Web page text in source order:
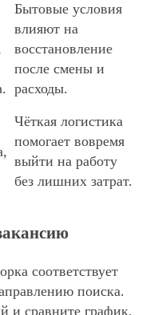
Бытовые условия
влияют на
восстановление
после смены и
расходы.
Чёткая логистика
помогает вовремя
выйти на работу
без лишних затрат.
соответствует
поиска.
и сравните график,